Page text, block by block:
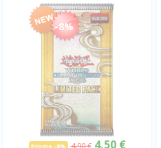
-8%
Promo -8% 4,90 € 4,50 €